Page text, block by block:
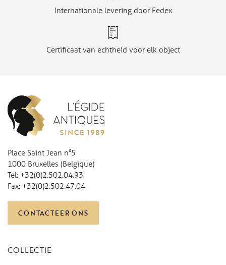
Internationale levering door Fedex
Certificaat van echtheid voor elk object
Place Saint Jean n°5
1000 Bruxelles (Belgique)
Tel: +32(0)2.502.04.93
Fax: +32(0)2.502.47.04
CONTACTEER ONS
COLLECTIE